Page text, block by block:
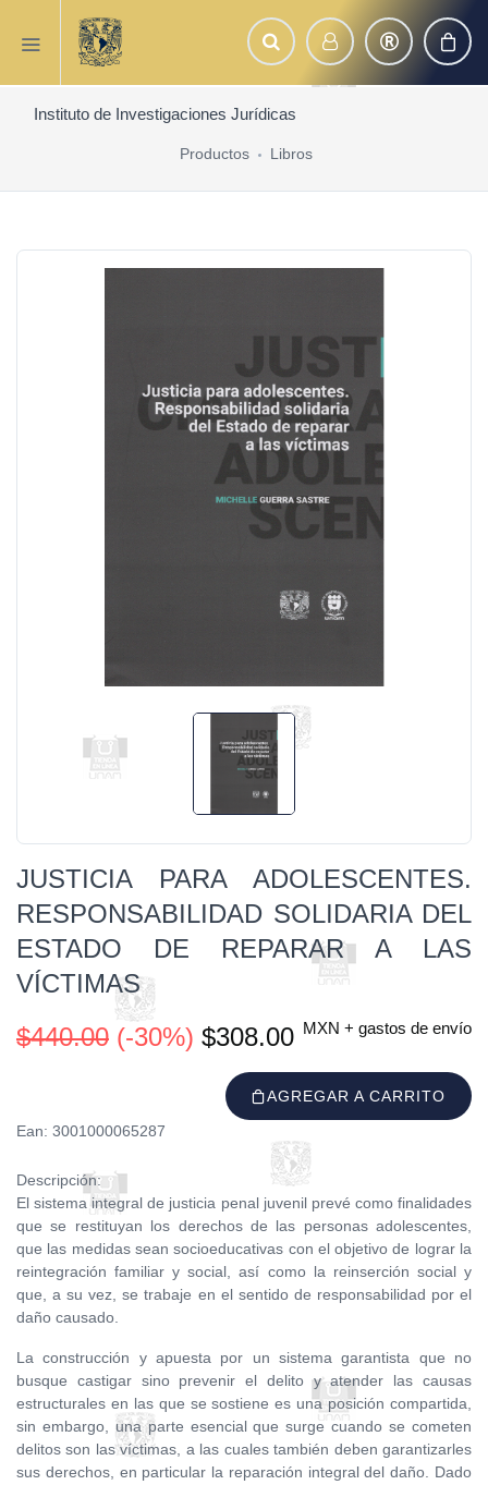
Instituto de Investigaciones Jurídicas
Productos Libros
JUSTICIA PARA ADOLESCENTES.
RESPONSABILIDAD SOLIDARIA DEL
ESTADO DE REPARAR A LAS
VÍCTIMAS
$440.00 (-30%) $308.00 MXN + gastos de envío
AGREGAR A CARRITO
Ean: 3001000065287
Descripción:
El sistema integral de justicia penal juvenil prevé como finalidades
que se restituyan los derechos de las personas adolescentes,
que las medidas sean socioeducativas con el objetivo de lograr la
reintegración familiar y social, así como la reinserción social y
que, a su vez, se trabaje en el sentido de responsabilidad por el
daño causado.
La construcción y apuesta por un sistema garantista que no
busque castigar sino prevenir el delito y atender las causas
estructurales en las que se sostiene es una posición compartida,
sin embargo, una parte esencial que surge cuando se cometen
delitos son las víctimas, a las cuales también deben garantizarles
sus derechos, en particular la reparación integral del daño. Dado